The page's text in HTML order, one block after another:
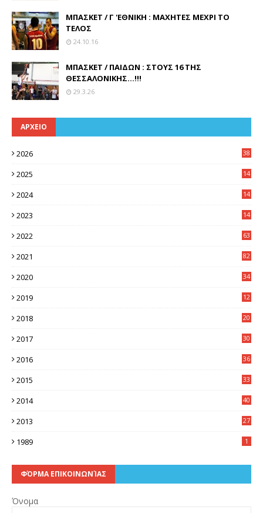
ΜΠΑΣΚΕΤ / Γ 'ΕΘΝΙΚΗ : ΜΑΧΗΤΕΣ ΜΕΧΡΙ ΤΟ
ΤΕΛΟΣ
24.10.16
ΜΠΑΣΚΕΤ / ΠΑΙΔΩΝ : ΣΤΟΥΣ 16 ΤΗΣ
ΘΕΣΣΑΛΟΝΙΚΗΣ...!!!
29.3.26
ΑΡΧΕΙΟ
2026 38
2025
14
2024
14
2023
14
2022 63
2021 82
2020 34
2019
12
2018
20
2017
30
2016
36
2015
33
2014
40
2013
27
1989 1
ΦΌΡΜΑ ΕΠΙΚΟΙΝΩΝΊΑΣ
Όνομα